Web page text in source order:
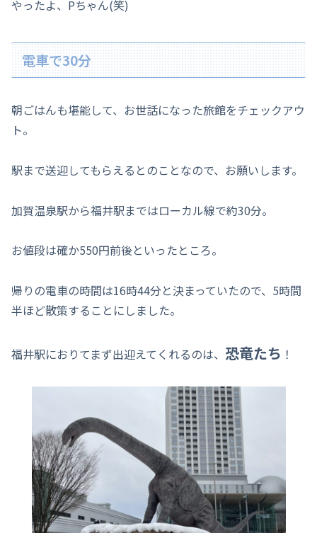
やったよ、Pちゃん(笑)
電車で30分
朝ごはんも堪能して、お世話になった旅館をチェックアウ
ト。
駅まで送迎してもらえるとのことなので、お願いします。
加賀温泉駅から福井駅まではローカル線で約30分。
お値段は確か550円前後といったところ。
帰りの電車の時間は16時44分と決まっていたので、5時間
半ほど散策することにしました。
福井駅におりてまず出迎えてくれるのは、 恐竜たち ！